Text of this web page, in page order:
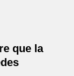
que la